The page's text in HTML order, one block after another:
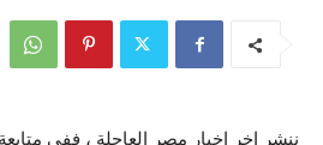
ننشر اخر اخبار مصر العاجلة ، ففي